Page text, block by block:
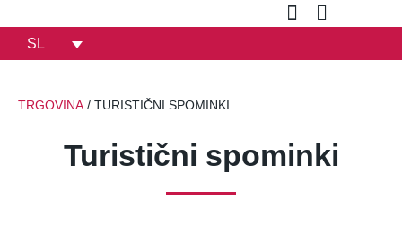
SL
TRGOVINA / TURISTIČNI SPOMINKI
Turistični spominki